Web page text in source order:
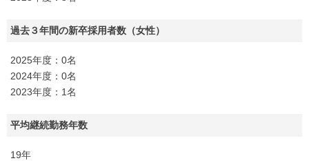
過去３年間の新卒採用者数（女性）
2025年度：0名
2024年度：0名
2023年度：1名
平均継続勤務年数
19年